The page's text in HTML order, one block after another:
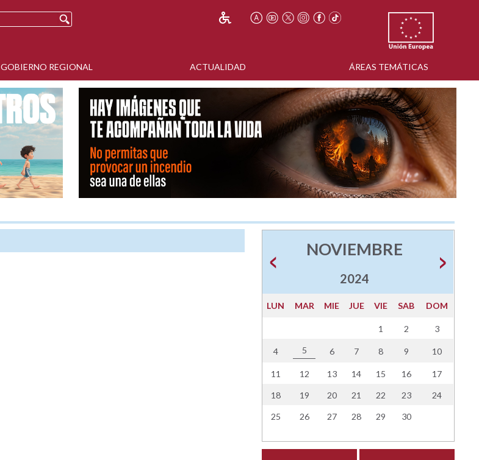
GOBIERNO REGIONAL ACTUALIDAD ÁREAS TEMÁTICAS
NOVIEMBRE
2024
LUN MAR MIE JUE VIE SAB DOM
1 2 3
4 5 6 7 8 9 10
11 12 13 14 15 16 17
18 19 20 21 22 23 24
25 26 27 28 29 30